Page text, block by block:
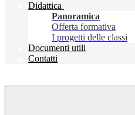
Didattica
Panoramica
Offerta formativa
I progetti delle classi
Documenti utili
Contatti